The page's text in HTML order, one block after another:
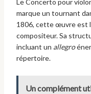
Le Concerto pour
marque un tournant
1806, cette œuvre est
compositeur. Sa
incluant un allegro
répertoire.
Un complément